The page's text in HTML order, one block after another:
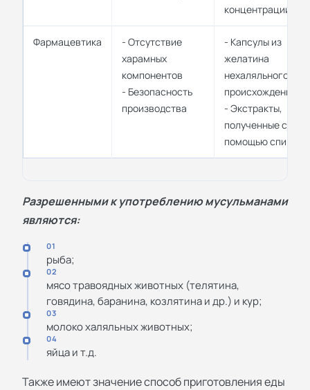
концентрации
Фармацевтика
- Отсутствие
харамных
компонентов
- Безопасность
производства
- Капсулы из
желатина
нехаляльного
происхождения
- Экстракты,
полученные с
помощью спирта
Разрешенными к употреблению мусульманами
являются:
01
рыба;
02
мясо травоядных животных (телятина,
говядина, баранина, козлятина и др.) и кур;
03
молоко халяльных животных;
04
яйца и т.д.
Также имеют значение способ приготовления еды